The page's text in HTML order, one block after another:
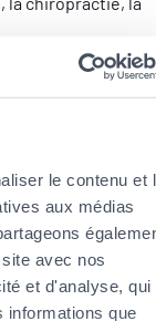
le contenu et
aux médias
avec nos
et d'analyse, qui
informations que
rapatrié après
également :
protège
parmi lesquels
la plongée,
ou la glisse
votre contrat